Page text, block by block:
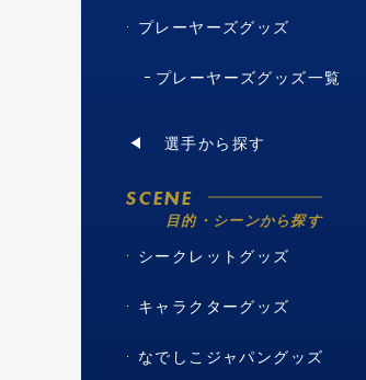
プレーヤーズグッズ
プレーヤーズグッズ一覧
選手から探す
SCENE
目的・シーンから探す
シークレットグッズ
キャラクターグッズ
なでしこジャパングッズ